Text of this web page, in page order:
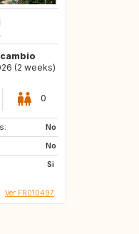
(2 weeks)
0
No
No
Si
Ver FR010497